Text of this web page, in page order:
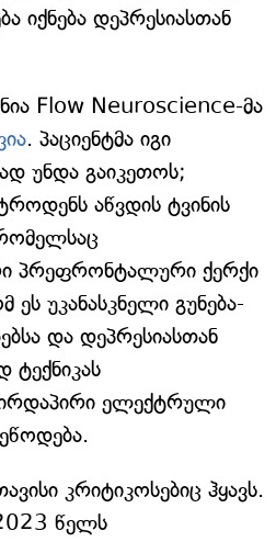
იქნება დეპრესიასთან
Flow Neuroscience-მა
. პაციენტმა იგი
უნდა გაიკეთოს;
აწვდის ტვინის
ქერქი
უკანასკნელი გუნება-
და დეპრესიასთან
ტექნიკას
ელექტრული
კრიტიკოსებიც ჰყავს.
წელს